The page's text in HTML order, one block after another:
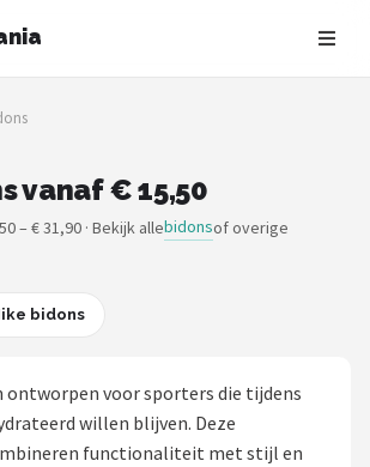
vanaf € 15,50
– € 31,90 · Bekijk allebidonsof overige
bidons
ontworpen voor sporters die tijdens
willen blijven. Deze
functionaliteit met stijl en